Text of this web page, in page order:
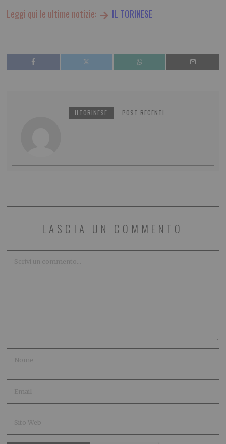
Leggi qui le ultime notizie: IL TORINESE
ILTORINESE POST RECENTI
LASCIA UN COMMENTO